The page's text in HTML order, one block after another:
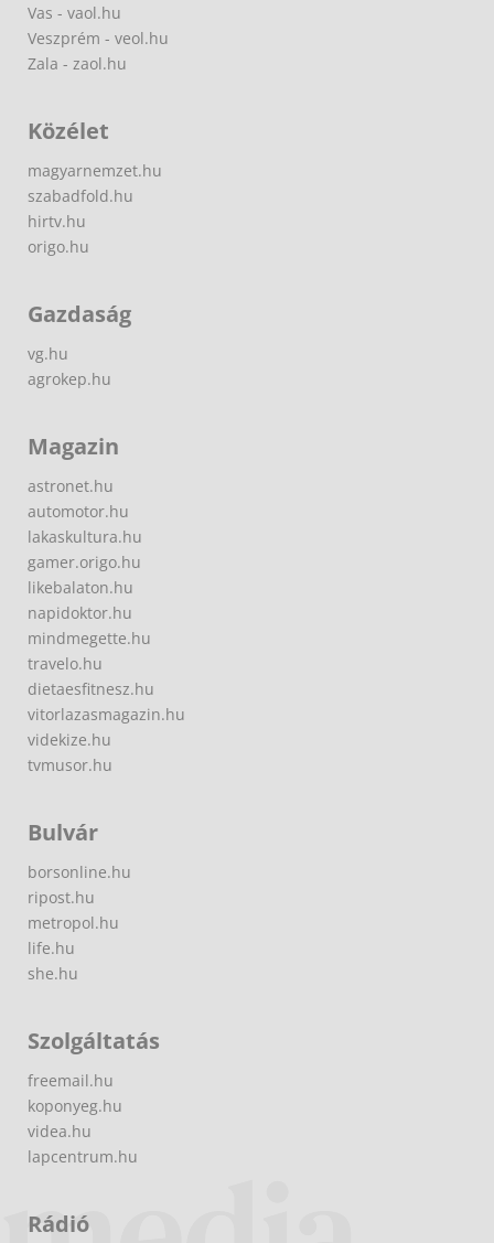
Vas - vaol.hu
Veszprém - veol.hu
Zala - zaol.hu
Közélet
magyarnemzet.hu
szabadfold.hu
hirtv.hu
origo.hu
Gazdaság
vg.hu
agrokep.hu
Magazin
astronet.hu
automotor.hu
lakaskultura.hu
gamer.origo.hu
likebalaton.hu
napidoktor.hu
mindmegette.hu
travelo.hu
dietaesfitnesz.hu
vitorlazasmagazin.hu
videkize.hu
tvmusor.hu
Bulvár
borsonline.hu
ripost.hu
metropol.hu
life.hu
she.hu
Szolgáltatás
freemail.hu
koponyeg.hu
videa.hu
lapcentrum.hu
Rádió